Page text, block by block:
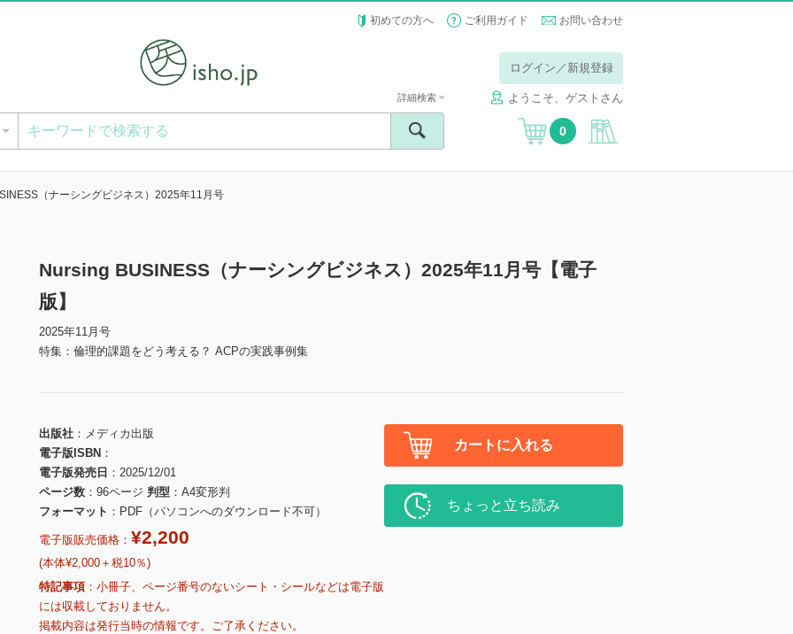
初めての方へ ご利用ガイド お問い合わせ
ログイン／新規登録
ようこそ、ゲストさん
詳細検索
0
（ナーシングビジネス）2025年11月号
Nursing BUSINESS（ナーシングビジネス）2025年11月号【電子
版】
2025年11月号
特集：倫理的課題をどう考える？ ACPの実践事例集
出版社
メディカ出版
電子版ISBN
電子版発売日
2025/12/01
ページ数
96ページ 判型
A4変形判
フォーマット
PDF（パソコンへのダウンロード不可）
電子版販売価格： ¥2,200
(本体¥2,000＋税10％)
特記事項
小冊子、ページ番号のないシート・シールなどは電子版
には収載しておりません。
掲載内容は発行当時の情報です。ご了承ください。
カートに入れる
ちょっと立ち読み